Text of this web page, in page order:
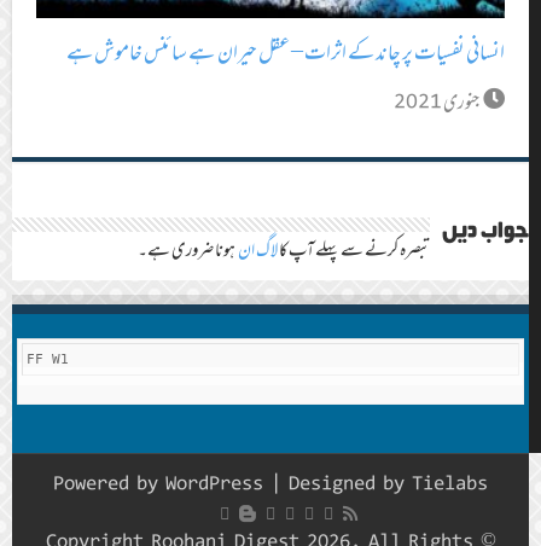
انسانی نفسیات پر چاند کے اثرات – عقل حیران ہے سائنس خاموش ہے
جنوری 2021
جواب دیں تبصرہ کرنے سے پہلے آپ کالاگ انہونا ضروری ہے۔
FF W1
Powered by WordPress | Designed by Tielabs